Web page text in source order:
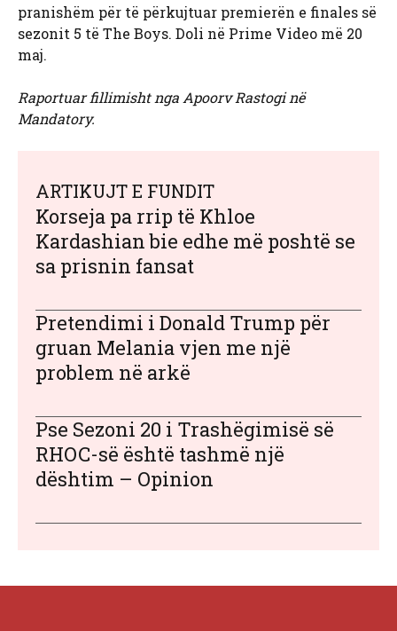
pranishëm për të përkujtuar premierën e finales së
sezonit 5 të The Boys. Doli në Prime Video më 20
maj.
Raportuar fillimisht nga Apoorv Rastogi në
Mandatory.
ARTIKUJT E FUNDIT
Korseja pa rrip të Khloe
Kardashian bie edhe më poshtë se
sa prisnin fansat
Pretendimi i Donald Trump për
gruan Melania vjen me një
problem në arkë
Pse Sezoni 20 i Trashëgimisë së
RHOC-së është tashmë një
dështim – Opinion